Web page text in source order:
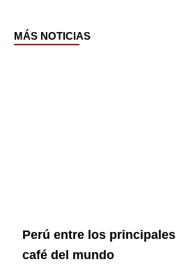
MÁS NOTICIAS
Perú entre los
café del mundo